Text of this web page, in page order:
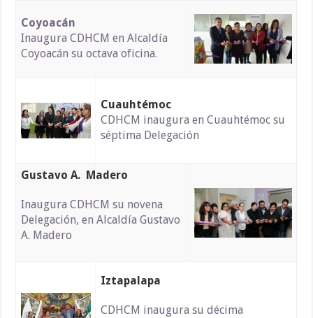
Coyoacán
Inaugura CDHCM en Alcaldía
Coyoacán su octava oficina.
Cuauhtémoc
CDHCM inaugura en Cuauhtémoc su
séptima Delegación
Gustavo A. Madero
Inaugura CDHCM su novena
Delegación, en Alcaldía Gustavo
A. Madero
Iztapalapa
CDHCM inaugura su décima